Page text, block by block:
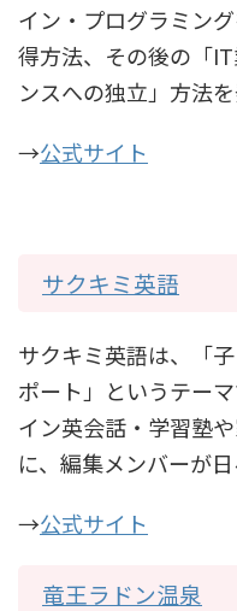
イン・プログラミン
得方法、その後の「
ンスへの独立」方法を
→公式サイト
サクキミ英語
サクキミ英語は、「
ポート」というテー
イン英会話・学習塾
に、編集メンバーが
→公式サイト
竜王ラドン温泉